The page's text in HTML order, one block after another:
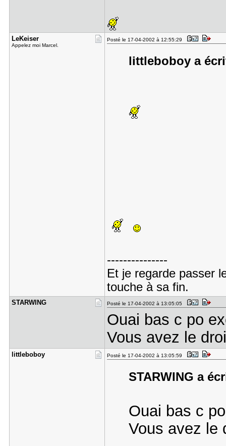
LeKeiser
Appelez moi Marcel.
Posté le 17-04-2002 à 12:55:29
littleboboy a
---------------
Et je regarde passer
touche à sa fin.
STARWING Posté le 17-04-2002 à 13:05:05
Ouai bas c po
Vous avez le
littlebobo​y Posté le 17-04-2002 à 13:05:59
STARWING a
Ouai bas c
Vous avez